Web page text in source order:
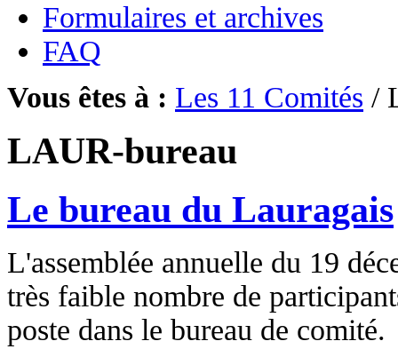
Formulaires et archives
FAQ
Vous êtes à : Les 11 Comités /
LAUR-bureau
Le bureau du Lauragais
L'assemblée annuelle du 19
très faible nombre de
poste dans le bureau de comité.